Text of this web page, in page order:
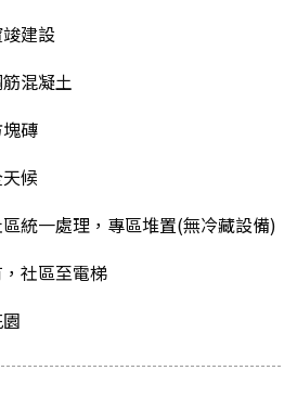
建設
混凝土
磚
候
統一處理，專區堆置(無冷藏設備)
社區至電梯